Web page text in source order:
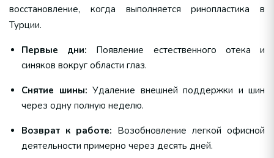
восстановление, когда выполняется ринопластика в
Турции.
Первые дни: Появление естественного отека и
синяков вокруг области глаз.
Снятие шины: Удаление внешней поддержки и шин
через одну полную неделю.
Возврат к работе: Возобновление легкой офисной
деятельности примерно через десять дней.